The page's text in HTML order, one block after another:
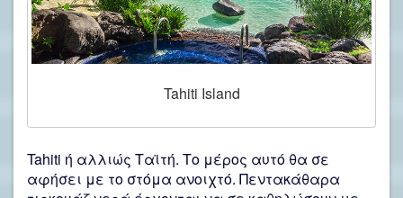
Tahiti Island
Tahiti ή αλλιώς Ταϊτή. Το μέρος αυτό θα σε
αφήσει με το στόμα ανοιχτό. Πεντακάθαρα